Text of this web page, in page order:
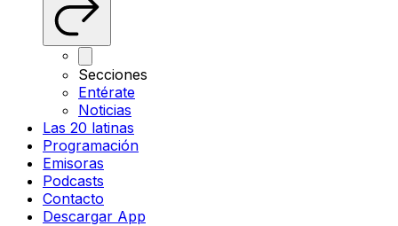
Secciones
Entérate
Noticias
Las 20 latinas
Programación
Emisoras
Podcasts
Contacto
Descargar App